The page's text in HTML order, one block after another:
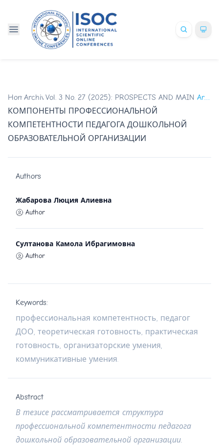
Home /
Archives /
Vol. 3 No. 27 (2025): PROSPECTS AND MAIN
Articles
КОМПОНЕНТЫ ПРОФЕССИОНАЛЬНОЙ
КОМПЕТЕНТНОСТИ ПЕДАГОГА ДОШКОЛЬНОЙ
ОБРАЗОВАТЕЛЬНОЙ ОРГАНИЗАЦИИ
Authors
Жабарова Люция Алиевна
Author
Султанова Камола Ибрагимовна
Author
Keywords:
профессиональная компетентность, педагог
ДОО, теоретическая готовность, практическая
готовность, организаторские умения,
коммуникативные умения.
Abstract
В тезисе рассматривается структура
профессиональной компетентности педагога
дошкольной образовательной организации